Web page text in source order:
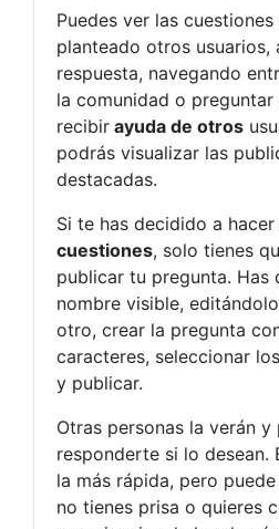
Puedes ver las
planteado otros usuarios,
respuesta, navegando
la comunidad o
recibir ayuda de otros
podrás visualizar las
destacadas.
Si te has decidido a
cuestiones, solo tienes
publicar tu pregunta. Has
nombre visible,
otro, crear la pregunta
caracteres, seleccionar
y publicar.
Otras personas la verán y
responderte si lo desean.
la más rápida, pero
no tienes prisa o quieres